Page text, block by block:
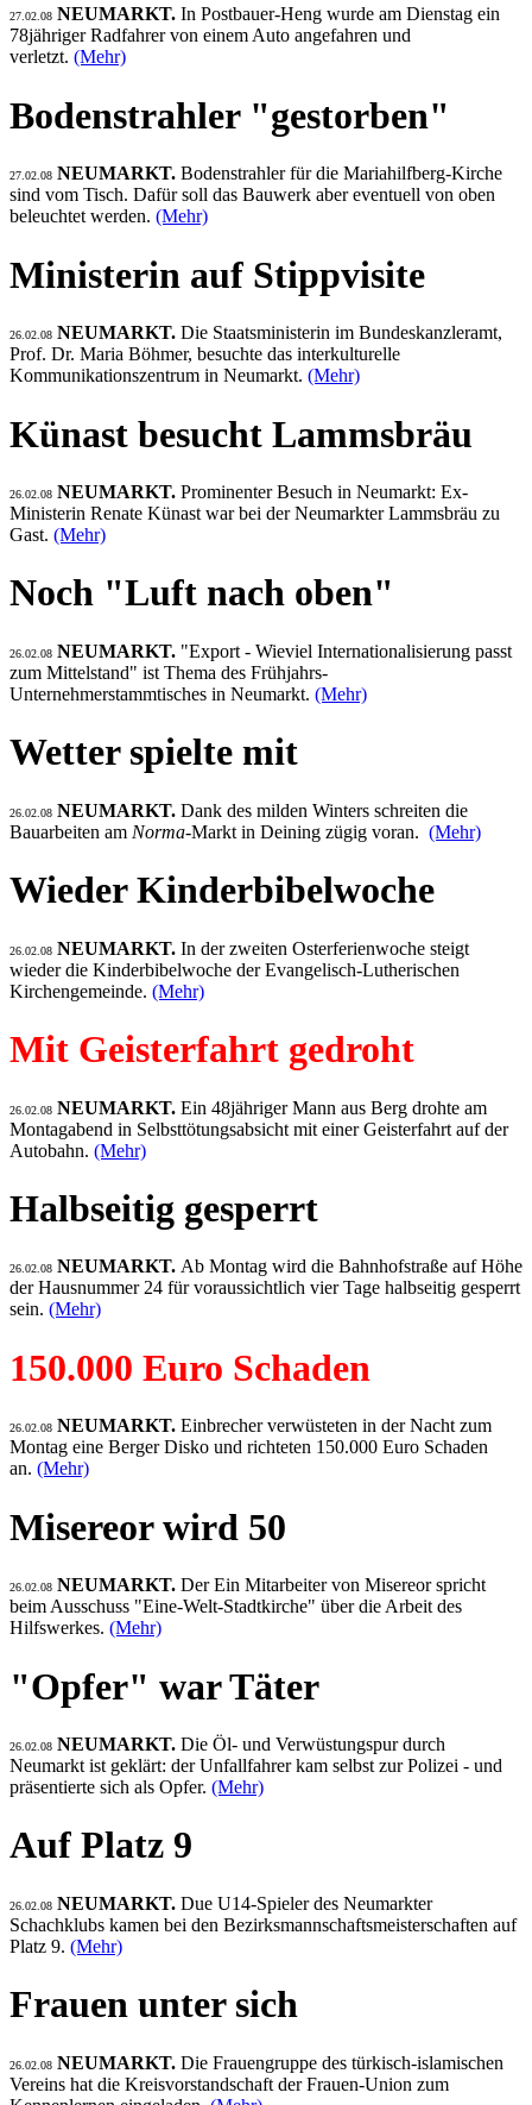
27.02.08 NEUMARKT. In Postbauer-Heng wurde am Dienstag ein
78jähriger Radfahrer von einem Auto angefahren und
verletzt. (Mehr)
Bodenstrahler "gestorben"
27.02.08 NEUMARKT. Bodenstrahler für die Mariahilfberg-Kirche
sind vom Tisch. Dafür soll das Bauwerk aber eventuell von oben
beleuchtet werden. (Mehr)
Ministerin auf Stippvisite
26.02.08 NEUMARKT. Die Staatsministerin im Bundeskanzleramt,
Prof. Dr. Maria Böhmer, besuchte das interkulturelle
Kommunikationszentrum in Neumarkt. (Mehr)
Künast besucht Lammsbräu
26.02.08 NEUMARKT. Prominenter Besuch in Neumarkt: Ex-
Ministerin Renate Künast war bei der Neumarkter Lammsbräu zu
Gast. (Mehr)
Noch "Luft nach oben"
26.02.08 NEUMARKT. "Export - Wieviel Internationalisierung passt
zum Mittelstand" ist Thema des Frühjahrs-
Unternehmerstammtisches in Neumarkt. (Mehr)
Wetter spielte mit
26.02.08 NEUMARKT. Dank des milden Winters schreiten die
Bauarbeiten am Norma-Markt in Deining zügig voran. (Mehr)
Wieder Kinderbibelwoche
26.02.08 NEUMARKT. In der zweiten Osterferienwoche steigt
wieder die Kinderbibelwoche der Evangelisch-Lutherischen
Kirchengemeinde. (Mehr)
Mit Geisterfahrt gedroht
26.02.08 NEUMARKT. Ein 48jähriger Mann aus Berg drohte am
Montagabend in Selbsttötungsabsicht mit einer Geisterfahrt auf der
Autobahn. (Mehr)
Halbseitig gesperrt
26.02.08 NEUMARKT. Ab Montag wird die Bahnhofstraße auf Höhe
der Hausnummer 24 für voraussichtlich vier Tage halbseitig gesperrt
sein. (Mehr)
150.000 Euro Schaden
26.02.08 NEUMARKT. Einbrecher verwüsteten in der Nacht zum
Montag eine Berger Disko und richteten 150.000 Euro Schaden
an. (Mehr)
Misereor wird 50
26.02.08 NEUMARKT. Der Ein Mitarbeiter von Misereor spricht
beim Ausschuss "Eine-Welt-Stadtkirche" über die Arbeit des
Hilfswerkes. (Mehr)
"Opfer" war Täter
26.02.08 NEUMARKT. Die Öl- und Verwüstungspur durch
Neumarkt ist geklärt: der Unfallfahrer kam selbst zur Polizei - und
präsentierte sich als Opfer. (Mehr)
Auf Platz 9
26.02.08 NEUMARKT. Due U14-Spieler des Neumarkter
Schachklubs kamen bei den Bezirksmannschaftsmeisterschaften auf
Platz 9. (Mehr)
Frauen unter sich
26.02.08 NEUMARKT. Die Frauengruppe des türkisch-islamischen
Vereins hat die Kreisvorstandschaft der Frauen-Union zum